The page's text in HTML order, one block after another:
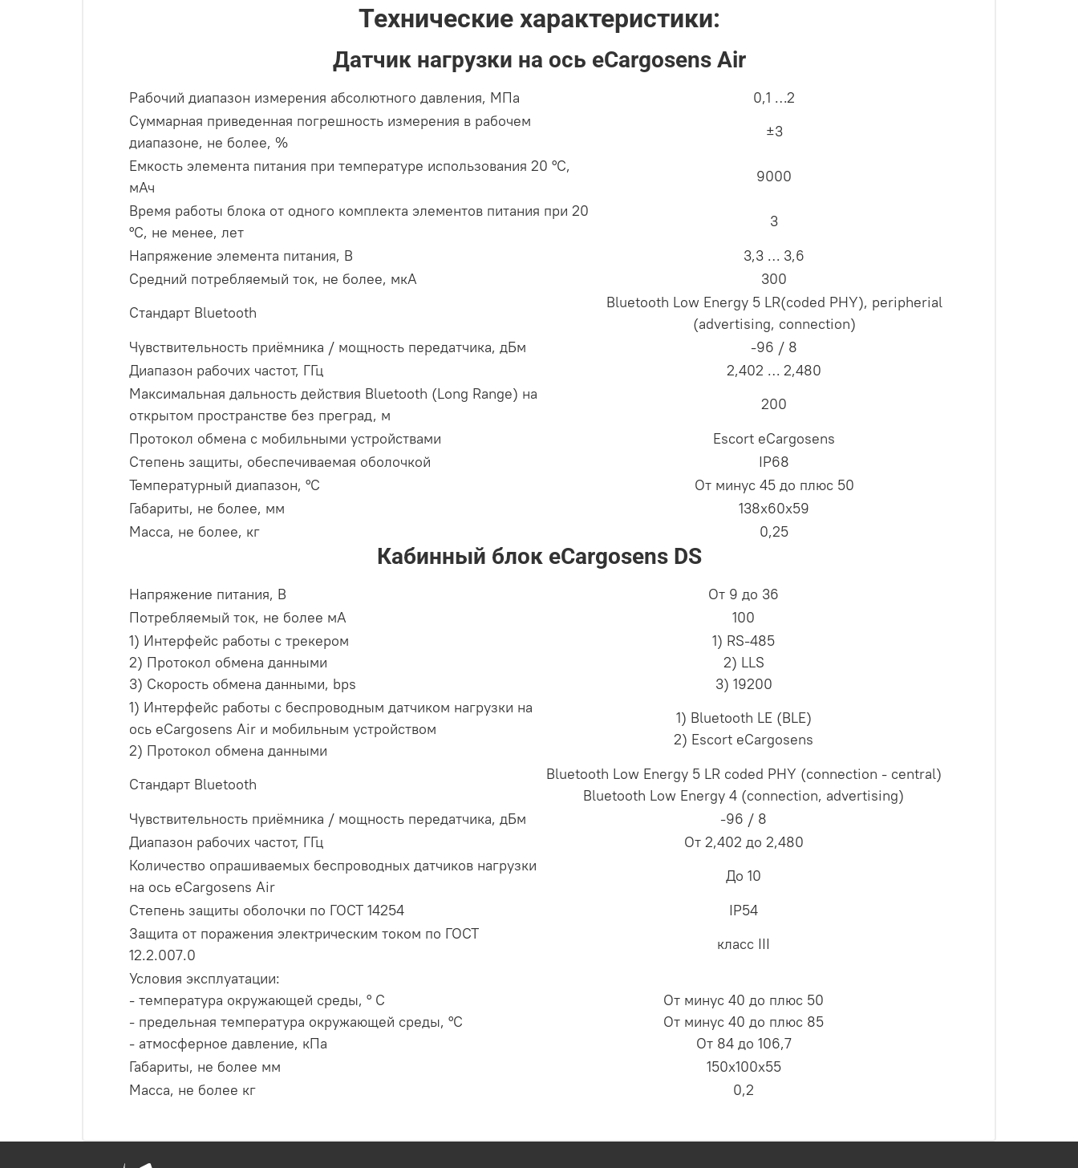
Технические характеристики:
Датчик нагрузки на ось eCargosens Air
Рабочий диапазон измерения абсолютного давления, МПа
0,1 …2
Суммарная приведенная погрешность измерения в рабочем
диапазоне, не более, %
±3
Емкость элемента питания при температуре использования 20 °С,
мАч
9000
Время работы блока от одного комплекта элементов питания при 20
°С, не менее, лет
3
Напряжение элемента питания, В
3,3 … 3,6
Средний потребляемый ток, не более, мкА
300
Стандарт Bluetooth
Bluetooth Low Energy 5 LR(coded PHY), peripherial
(advertising, connection)
Чувствительность приёмника / мощность передатчика, дБм
-96 / 8
Диапазон рабочих частот, ГГц
2,402 … 2,480
Максимальная дальность действия Bluetooth (Long Range) на
открытом пространстве без преград, м
200
Протокол обмена с мобильными устройствами
Escort eCargosens
Степень защиты, обеспечиваемая оболочкой
IP68
Температурный диапазон, °С
От минус 45 до плюс 50
Габариты, не более, мм
138х60х59
Масса, не более, кг
0,25
Кабинный блок eCargosens DS
Напряжение питания, В
От 9 до 36
Потребляемый ток, не более мА
100
1) Интерфейс работы с трекером
2) Протокол обмена данными
3) Скорость обмена данными, bps
1) RS-485
2) LLS
3) 19200
1) Интерфейс работы с беспроводным датчиком нагрузки на
ось eCargosens Air и мобильным устройством
2) Протокол обмена данными
1) Bluetooth LE (BLE)
2) Escort eCargosens
Стандарт Bluetooth
Bluetooth Low Energy 5 LR coded PHY (connection - central)
Bluetooth Low Energy 4 (connection, advertising)
Чувствительность приёмника / мощность передатчика, дБм
-96 / 8
Диапазон рабочих частот, ГГц
От 2,402 до 2,480
Количество опрашиваемых беспроводных датчиков нагрузки
на ось eCargosens Air
До 10
Степень защиты оболочки по ГОСТ 14254
IP54
Защита от поражения электрическим током по ГОСТ
12.2.007.0
класс III
Условия эксплуатации:
- температура окружающей среды, ° С
- предельная температура окружающей среды, °С
- атмосферное давление, кПа
От минус 40 до плюс 50
От минус 40 до плюс 85
От 84 до 106,7
Габариты, не более мм
150х100х55
Масса, не более кг
0,2